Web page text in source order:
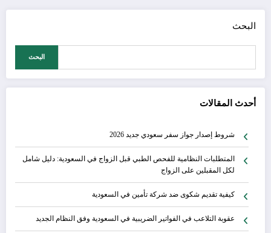
البحث
البحث
أحدث المقالات
شروط إصدار جواز سفر سعودي جديد 2026
المتطلبات النظامية للفحص الطبي قبل الزواج في السعودية: دليل شامل
لكل المقبلين على الزواج
كيفية تقديم شكوى ضد شركة تأمين في السعودية
عقوبة التلاعب في الفواتير الضريبية في السعودية وفق النظام الجديد